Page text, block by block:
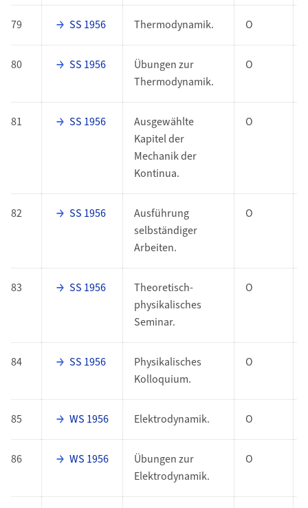
79 SS 1956 Thermodynamik. O
80 SS 1956
Übungen zur
Thermodynamik.
O
81 SS 1956
Ausgewählte
Kapitel der
Mechanik der
Kontinua.
O
82 SS 1956
Ausführung
selbständiger
Arbeiten.
O
83 SS 1956
Theoretisch-
physikalisches
Seminar.
O
84 SS 1956
Physikalisches
Kolloquium.
O
85 WS 1956 Elektrodynamik. O
86 WS 1956
Übungen zur
Elektrodynamik.
O